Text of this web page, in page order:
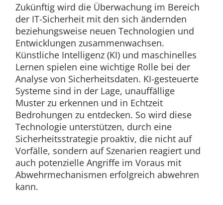
Zukünftig wird die Überwachung im Bereich
der IT-Sicherheit mit den sich ändernden
beziehungsweise neuen Technologien und
Entwicklungen zusammenwachsen.
Künstliche Intelligenz (KI) und maschinelles
Lernen spielen eine wichtige Rolle bei der
Analyse von Sicherheitsdaten. KI-gesteuerte
Systeme sind in der Lage, unauffällige
Muster zu erkennen und in Echtzeit
Bedrohungen zu entdecken. So wird diese
Technologie unterstützen, durch eine
Sicherheitsstrategie proaktiv, die nicht auf
Vorfälle, sondern auf Szenarien reagiert und
auch potenzielle Angriffe im Voraus mit
Abwehrmechanismen erfolgreich abwehren
kann.